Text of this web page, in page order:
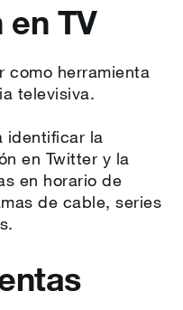
TV
como herramienta
televisiva.
identificar la
en Twitter y la
en horario de
de cable, series